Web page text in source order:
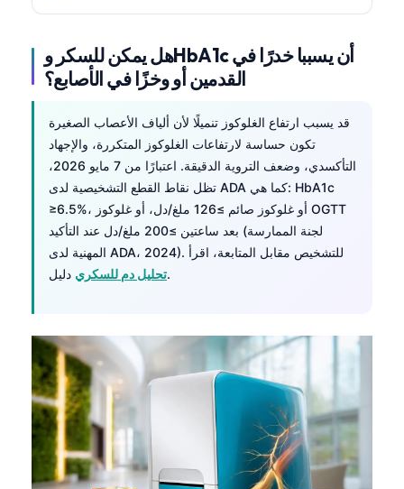
هل يمكن للسكر وHbA1c أن يسببا خدرًا في
القدمين أو وخزًا في الأصابع؟
قد يسبب ارتفاع الغلوكوز تنميلًا لأن ألياف الأعصاب الصغيرة
تكون حساسة لارتفاعات الغلوكوز المتكررة، والإجهاد
التأكسدي، وضعف التروية الدقيقة. اعتبارًا من 7 مايو 2026،
تظل نقاط القطع التشخيصية لدى ADA كما هي: HbA1c
≥6.5%، أو غلوكوز صائم ≥126 ملغ/دل، أو غلوكوز OGTT
بعد ساعتين ≥200 ملغ/دل عند التأكيد (لجنة الممارسة
المهنية لدى ADA، 2024). للتشخيص مقابل المتابعة، اقرأ
تحليل دم للسكريدليل.